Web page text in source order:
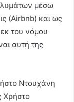
μέσω
(Airbnb) και ως
του νόμου
αυτή της
Ντουχάνη
Χρήστο